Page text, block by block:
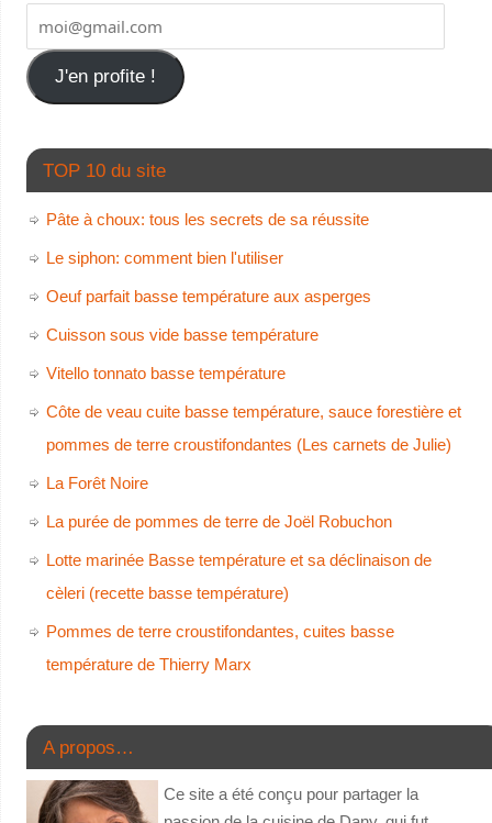
J'en profite !
TOP 10 du site
Pâte à choux: tous les secrets de sa réussite
Le siphon: comment bien l'utiliser
Oeuf parfait basse température aux asperges
Cuisson sous vide basse température
Vitello tonnato basse température
Côte de veau cuite basse température, sauce forestière et
pommes de terre croustifondantes (Les carnets de Julie)
La Forêt Noire
La purée de pommes de terre de Joël Robuchon
Lotte marinée Basse température et sa déclinaison de
cèleri (recette basse température)
Pommes de terre croustifondantes, cuites basse
température de Thierry Marx
A propos…
Ce site a été conçu pour partager la